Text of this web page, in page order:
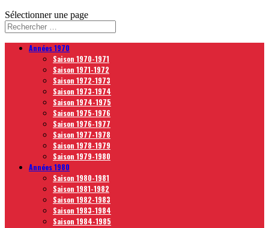
Sélectionner une page
Années 1970
Saison 1970-1971
Saison 1971-1972
Saison 1972-1973
Saison 1973-1974
Saison 1974-1975
Saison 1975-1976
Saison 1976-1977
Saison 1977-1978
Saison 1978-1979
Saison 1979-1980
Années 1980
Saison 1980-1981
Saison 1981-1982
Saison 1982-1983
Saison 1983-1984
Saison 1984-1985